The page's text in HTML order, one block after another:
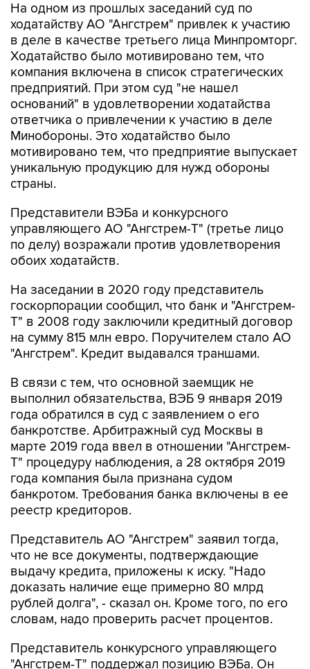
На одном из прошлых заседаний суд по
ходатайству АО "Ангстрем" привлек к участию
в деле в качестве третьего лица Минпромторг.
Ходатайство было мотивировано тем, что
компания включена в список стратегических
предприятий. При этом суд "не нашел
оснований" в удовлетворении ходатайства
ответчика о привлечении к участию в деле
Минобороны. Это ходатайство было
мотивировано тем, что предприятие выпускает
уникальную продукцию для нужд обороны
страны.
Представители ВЭБа и конкурсного
управляющего АО "Ангстрем-Т" (третье лицо
по делу) возражали против удовлетворения
обоих ходатайств.
На заседании в 2020 году представитель
госкорпорации сообщил, что банк и "Ангстрем-
Т" в 2008 году заключили кредитный договор
на сумму 815 млн евро. Поручителем стало АО
"Ангстрем". Кредит выдавался траншами.
В связи с тем, что основной заемщик не
выполнил обязательства, ВЭБ 9 января 2019
года обратился в суд с заявлением о его
банкротстве. Арбитражный суд Москвы в
марте 2019 года ввел в отношении "Ангстрем-
Т" процедуру наблюдения, а 28 октября 2019
года компания была признана судом
банкротом. Требования банка включены в ее
реестр кредиторов.
Представитель АО "Ангстрем" заявил тогда,
что не все документы, подтверждающие
выдачу кредита, приложены к иску. "Надо
доказать наличие еще примерно 80 млрд
рублей долга", - сказал он. Кроме того, по его
словам, надо проверить расчет процентов.
Представитель конкурсного управляющего
"Ангстрем-Т" поддержал позицию ВЭБа. Он